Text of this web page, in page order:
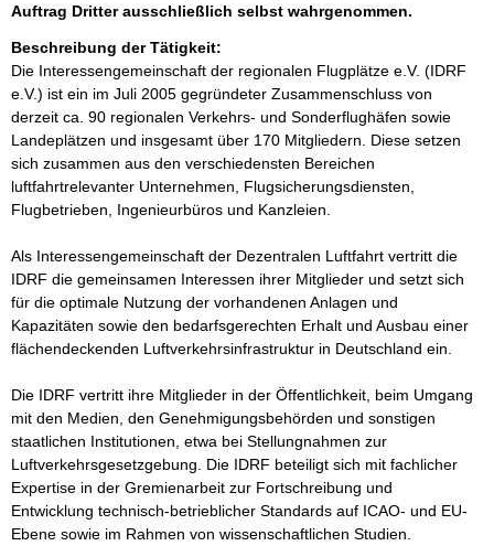
Auftrag Dritter ausschließlich selbst wahrgenommen.
Beschreibung der Tätigkeit:
Die Interessengemeinschaft der regionalen Flugplätze e.V. (IDRF
e.V.) ist ein im Juli 2005 gegründeter Zusammenschluss von
derzeit ca. 90 regionalen Verkehrs- und Sonderflughäfen sowie
Landeplätzen und insgesamt über 170 Mitgliedern. Diese setzen
sich zusammen aus den verschiedensten Bereichen
luftfahrtrelevanter Unternehmen, Flugsicherungsdiensten,
Flugbetrieben, Ingenieurbüros und Kanzleien.
Als Interessengemeinschaft der Dezentralen Luftfahrt vertritt die
IDRF die gemeinsamen Interessen ihrer Mitglieder und setzt sich
für die optimale Nutzung der vorhandenen Anlagen und
Kapazitäten sowie den bedarfsgerechten Erhalt und Ausbau einer
flächendeckenden Luftverkehrsinfrastruktur in Deutschland ein.
Die IDRF vertritt ihre Mitglieder in der Öffentlichkeit, beim Umgang
mit den Medien, den Genehmigungsbehörden und sonstigen
staatlichen Institutionen, etwa bei Stellungnahmen zur
Luftverkehrsgesetzgebung. Die IDRF beteiligt sich mit fachlicher
Expertise in der Gremienarbeit zur Fortschreibung und
Entwicklung technisch-betrieblicher Standards auf ICAO- und EU-
Ebene sowie im Rahmen von wissenschaftlichen Studien.